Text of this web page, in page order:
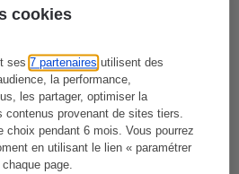
cookies
ses7 partenaires utilisent des
la performance,
les partager, optimiser la
contenus provenant de sites tiers.
choix pendant 6 mois. Vous pourrez
en utilisant le lien « paramétrer
page.
déchet CoffeeB (vidéo)